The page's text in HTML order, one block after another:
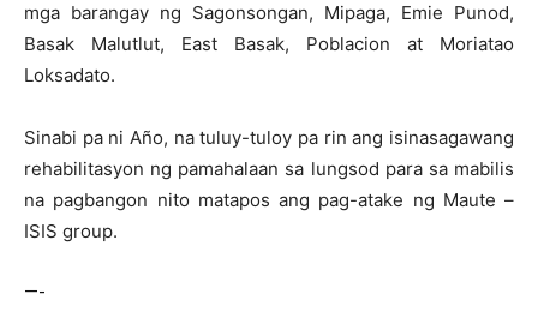
mga barangay ng Sagonsongan, Mipaga, Emie Punod,
Basak Malutlut, East Basak, Poblacion at Moriatao
Loksadato.
Sinabi pa ni Año, na tuluy-tuloy pa rin ang isinasagawang
rehabilitasyon ng pamahalaan sa lungsod para sa mabilis
na pagbangon nito matapos ang pag-atake ng Maute –
ISIS group.
—-